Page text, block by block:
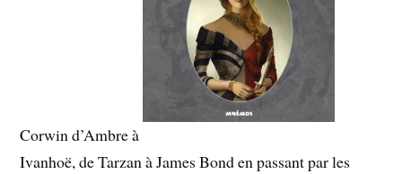
Corwin d’Ambre à
Ivanhoë, de Tarzan à James Bond en passant par les